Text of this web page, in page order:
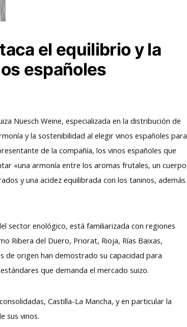
el equilibrio y la
españoles
Nüesch Weine, especializada en la distribución de
y la sostenibilidad al elegir vinos españoles para
de la compañía, los vinos españoles que
«una armonía entre los aromas frutales, un cuerpo
y una acidez equilibrada con los taninos, además
sector enológico, está familiarizada con regiones
Ribera del Duero, Priorat, Rioja, Rías Baixas,
de origen han demostrado su capacidad para
que demanda el mercado suizo.
Castilla-La Mancha, y en particular la
sus vinos.